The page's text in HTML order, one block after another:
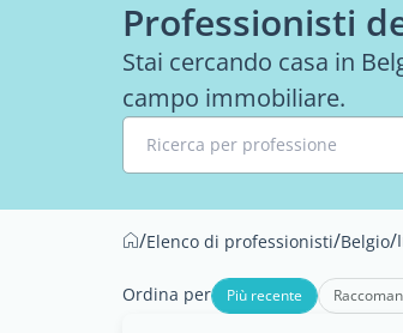
Professionisti
Stai cercando casa in
campo immobiliare.
Ricerca per professione
/Elenco di professionisti/Belgio/
Ordina per Più recente